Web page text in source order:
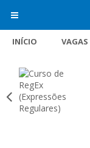
INÍCIO VAGAS